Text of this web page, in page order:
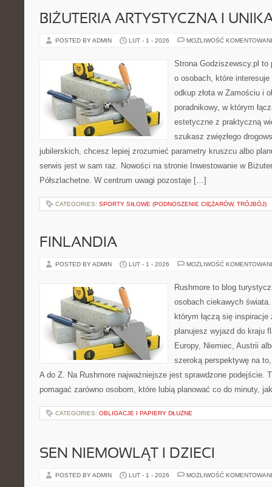
BIŻUTERIA ARTYSTYCZNA I
POSTED BY ADMIN LUT - 1 - 2026 MOŻLIWOŚĆ
Strona Godziszewscy.pl to
o osobach, które
odkup złota w Zamościu i
poradnikowy, w którym
estetyczne z praktyczną
szukasz zwięzłego
jubilerskich, chcesz lepiej zrozumieć parametry kruszcu albo
serwis jest w sam raz. Nowości na stronie Inwestowanie w
Półszlachetne. W centrum uwagi pozostaje […]
CATEGORIES: SPORTY SIŁOWE (PODNOSZENIE CIĘŻARÓW, TRÓJBÓJ)
FINLANDIA
POSTED BY ADMIN LUT - 1 - 2026 MOŻLIWOŚĆ
Rushmore to blog
osobach ciekawych
którym łączą się
planujesz wyjazd do kraju
Europy, Niemiec, Austrii
szeroką perspektywę na
A do Z. Na Rushmore najważniejsze jest sprawdzone podejście.
pomagać zarówno osobom, które lubią planować co do minuty,
CATEGORIES: OBLIGACJE I PAPIERY DŁUŻNE
SEN NIEMOWLĄT I DZIECI
POSTED BY ADMIN LUT - 1 - 2026 MOŻLIWOŚĆ